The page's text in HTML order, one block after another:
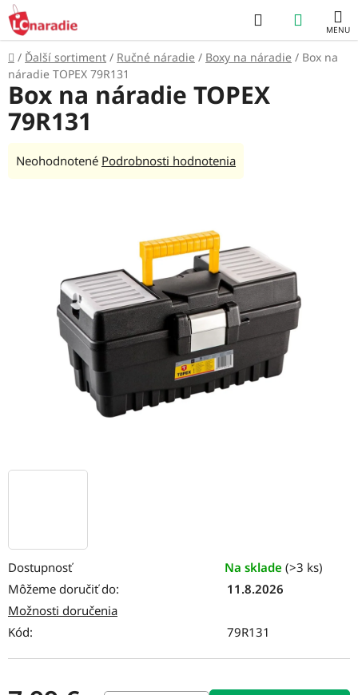
Prejsť
na
obsah
Hľadať
KOŠÍK
Domov
/ Ďalší sortiment / Ručné náradie / Boxy na náradie / Box na
náradie TOPEX 79R131
Dostupnosť Na sklade (>3 ks)
Môžeme doručiť do:
11.8.2026
Možnosti doručenia
Kód:
79R131
Box na náradie TOPEX
79R131
Priemerné
hviezdičiek.
Neohodnotené Podrobnosti hodnotenia